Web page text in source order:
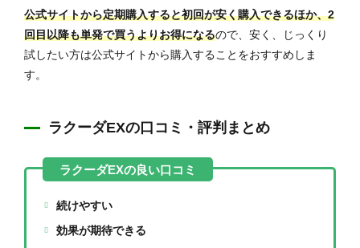
公式サイトから定期購入すると初回が安く購入できるほか、2
回目以降も単発で買うよりお得になるので、安く、じっくり
試したい方は公式サイトから購入することをおすすめしま
す。
ラクーダEXの口コミ・評判まとめ
続けやすい
効果が期待できる